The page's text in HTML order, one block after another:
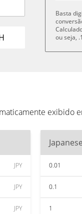
Basta
ou seja,
exibido
JPY
JPY
JPY
0.01
0.1
1